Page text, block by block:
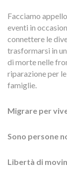
Facciamo
eventi in
connettere le
trasformarsi in
di morte nelle
riparazione per
famiglie.
Migrare per
Sono persone
Libertà di